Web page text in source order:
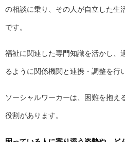
の相談に乗り、その人が自立した生
です。
福祉に関連した専門知識を活かし、
るように関係機関と連携・調整を行
ソーシャルワーカーは、困難を抱え
役割があります。